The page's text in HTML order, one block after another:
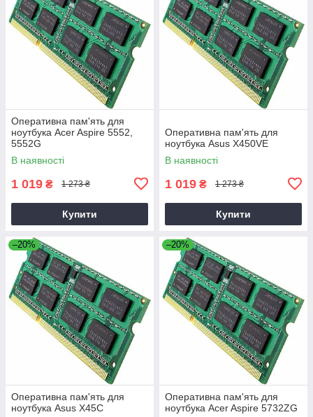
Оперативна пам'ять для
ноутбука Acer Aspire 5552,
5552G
В наявності
1 019 ₴ 1 273 ₴
Купити
Оперативна пам'ять для
ноутбука Asus X450VE
В наявності
1 019 ₴ 1 273 ₴
Купити
–20%
Оперативна пам'ять для
ноутбука Asus X45C
–20%
Оперативна пам'ять для
ноутбука Acer Aspire 5732ZG